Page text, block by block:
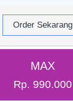
Order Sekarang
MAX
Rp. 990.000